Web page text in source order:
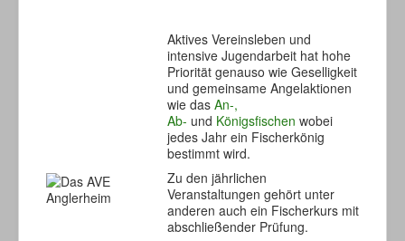
Aktives Vereinsleben und
intensive Jugendarbeit hat hohe
Priorität genauso wie Geselligkeit
und gemeinsame Angelaktionen
wie das An-,
Ab- und Königsfischen wobei
jedes Jahr ein Fischerkönig
bestimmt wird.
Zu den jährlichen
Veranstaltungen gehört unter
anderen auch ein Fischerkurs mit
abschließender Prüfung.